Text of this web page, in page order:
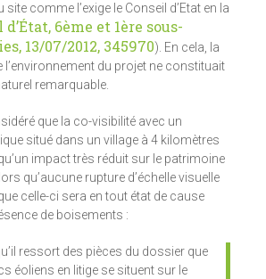
comme l’exige le Conseil d’Etat en la
d’État, 6ème et 1ère sous-
13/07/2012, 345970). En cela, la
l’environnement du projet ne constituait
remarquable.
que la co-visibilité avec un
situé dans un village à 4 kilomètres
impact très réduit sur le patrimoine
qu’aucune rupture d’échelle visuelle
celle-ci sera en tout état de cause
de boisements :
ressort des pièces du dossier que
éoliens en litige se situent sur le